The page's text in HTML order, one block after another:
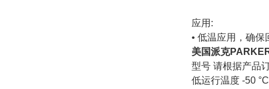
应用:
• 低温应用，确
美国派克
型号 请根据产品
低运行温度 -50 °C